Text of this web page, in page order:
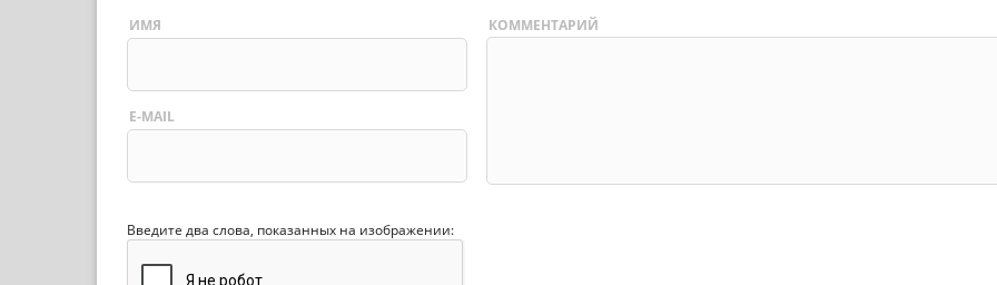
ИМЯ
E-MAIL
КОММЕНТАРИЙ
Введите два слова, показанных на изображении: